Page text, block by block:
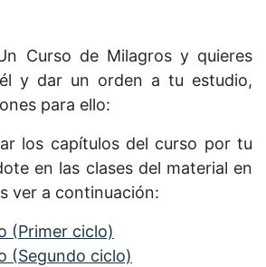
Curso de Milagros y quieres
y dar un orden a tu estudio,
para ello:
los capítulos del curso por tu
en las clases del material en
ver a continuación:
(Primer ciclo)
(Segundo ciclo)